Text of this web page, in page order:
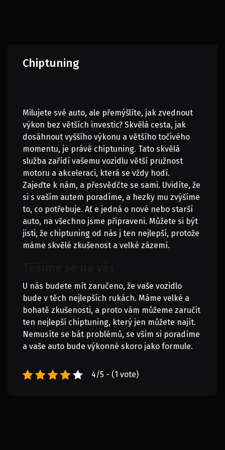
Chiptuning
Milujete své auto, ale přemýšlíte, jak zvednout
výkon bez větších investic? Skvělá cesta, jak
dosáhnout vyššího výkonu a většího točivého
momentu, je právě chiptuning. Tato skvělá
služba zařídí vašemu vozidlu větší pružnost
motoru a akceleraci, která se vždy hodí.
Zajeďte k nám, a přesvědčte se sami. Uvidíte, že
si s vaším autem poradíme, a hezky mu zvýšíme
to, co potřebuje. Ať e jedná o nové nebo starší
auto, na všechno jsme připraveni. Můžete si být
jisti, že chiptuning od nás j ten nejlepší, protože
máme skvělé zkušenost a velké zázemí.
U nás budete mít zaručeno, že vaše vozidlo
bude v těch nejlepších rukách. Máme velké a
bohatě zkušenosti, a proto vám můžeme zaručit
ten nejlepší chiptuning, který jen můžete najít.
Nemusíte se bát problémů, se vším si poradíme
a vaše auto bude výkonné skoro jako formule.
4/5 - (1 vote)